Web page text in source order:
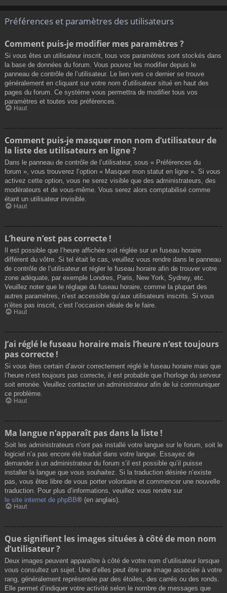
Préférences et paramètres des utilisateurs
Comment puis-je modifier mes paramètres ?
Si vous êtes un utilisateur inscrit, tous vos paramètres sont stockés dans
la base de données du forum. Vous pouvez les modifier depuis le
panneau de contrôle de l’utilisateur. Le lien vers ce dernier se trouve
généralement en cliquant sur votre nom d’utilisateur situé en haut des
pages du forum. Ce système vous permettra de modifier tous vos
paramètres et toutes vos préférences.
Haut
Comment puis-je masquer mon nom d’utilisateur de
la liste des utilisateurs en ligne ?
Dans le panneau de contrôle de l’utilisateur, sous « Préférences du
forum », vous trouverez l’option « Masquer mon statut en ligne ». Si vous
activez cette option, vous ne serez visible que des administrateurs, des
modérateurs et de vous-même. Vous serez alors comptabilisé comme
étant un utilisateur invisible.
Haut
L’heure n’est pas correcte !
Il est possible que l’heure affichée soit réglée sur un fuseau horaire
différent du vôtre. Si tel était le cas, veuillez vous rendre dans le panneau
de contrôle de l’utilisateur et régler le fuseau horaire afin de trouver votre
zone adéquate, par exemple Londres, Paris, New York, Sydney, etc.
Veuillez noter que le réglage du fuseau horaire, comme la plupart des
autres paramètres, n’est accessible qu’aux utilisateurs inscrits. Si vous
n’êtes pas inscrit, c’est l’occasion idéale de le faire.
Haut
J’ai réglé le fuseau horaire mais l’heure n’est toujours
pas correcte !
Si vous êtes certain d’avoir correctement réglé le fuseau horaire mais que
l’heure n’est toujours pas correcte, il est probable que l’horloge du serveur
soit erronée. Veuillez contacter un administrateur afin de lui communiquer
ce problème.
Haut
Ma langue n’apparaît pas dans la liste !
Soit les administrateurs n’ont pas installé votre langue sur le forum, soit le
logiciel n’a pas encore été traduit dans votre langue. Essayez de
demander à un administrateur du forum s’il est possible qu’il puisse
installer la langue que vous souhaitez. Si la traduction désirée n’existe
pas, vous êtes libre de vous porter volontaire et commencer une nouvelle
traduction. Pour plus d’informations, veuillez vous rendre sur
le site internet de phpBB® (en anglais).
Haut
Que signifient les images situées à côté de mon nom
d’utilisateur ?
Deux images peuvent apparaître à côté de votre nom d’utilisateur lorsque
vous consultez un sujet. Une d’elles peut être une image associée à votre
rang, généralement représentée par des étoiles, des carrés ou des ronds.
Elle permet d’indiquer votre activité selon le nombre de messages que